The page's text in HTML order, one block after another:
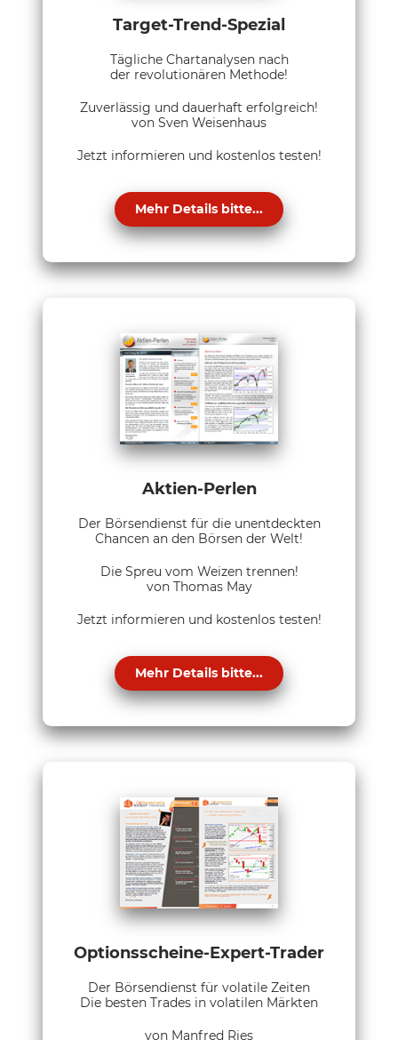
Target-Trend-Spezial
Tägliche Chartanalysen nach
der revolutionären Methode!
Zuverlässig und dauerhaft erfolgreich!
von Sven Weisenhaus
Jetzt informieren und kostenlos testen!
Mehr Details bitte...
Aktien-Perlen
Der Börsendienst für die unentdeckten
Chancen an den Börsen der Welt!
Die Spreu vom Weizen trennen!
von Thomas May
Jetzt informieren und kostenlos testen!
Mehr Details bitte...
Optionsscheine-Expert-Trader
Der Börsendienst für volatile Zeiten
Die besten Trades in volatilen Märkten
von Manfred Ries